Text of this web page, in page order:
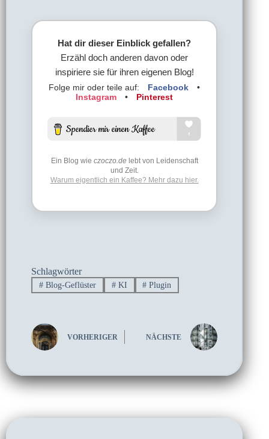
Hat dir dieser Einblick gefallen?
Erzähl doch anderen davon oder
inspiriere sie für ihren eigenen Blog!
Folge mir oder teile auf: Facebook
•
Instagram
• Pinterest
Ein Blog wie czoczo.delebt von Leidenschaft
und Zeit.
Warum eigentlich ein Kaffee? Mehr dazu hier.
Schlagwörter
#Blog-Geflüster #KI # Plugin
VORHERIGER NÄCHSTE